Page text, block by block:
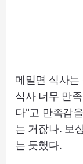
메밀면 식사는
식사 너무 만
다"고 만족감
는 거잖나. 보
는 듯했다.